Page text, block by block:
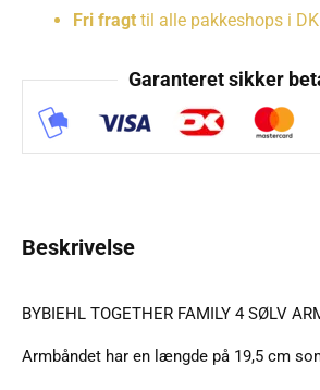
Fri fragt til alle pakkeshops i DK
Garanteret sikker
Beskrivelse
BYBIEHL TOGETHER FAMILY 4 SØLV
Armbåndet har en længde på 19,5 cm